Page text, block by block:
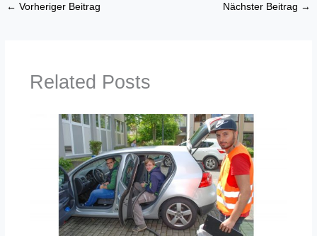
← Vorheriger Beitrag Nächster Beitrag →
Related Posts